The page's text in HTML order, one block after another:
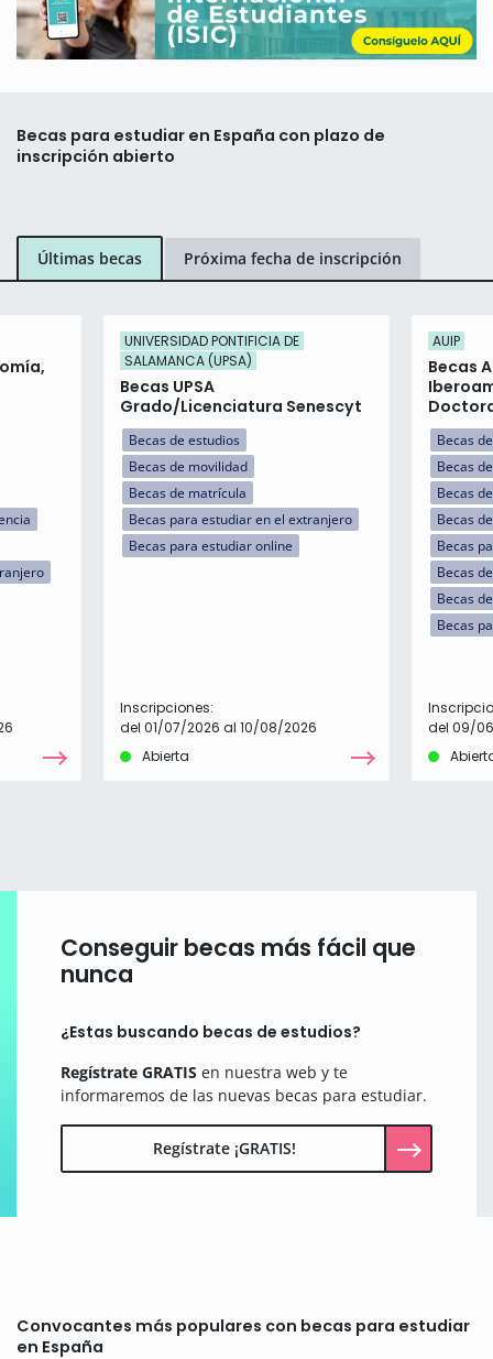
Becas para estudiar en España con plazo de
inscripción abierto
Últimas becas Próxima fecha de inscripción
UNIVERSIDAD PONTIFICIA DE
SALAMANCA (UPSA)
Becas UPSA
Grado/Licenciatura Senescyt
Becas de estudios
Becas de movilidad
Becas de matrícula
Becas para estudiar en el extranjero
Becas para estudiar online
Inscripciones:
del 01/07/2026 al 10/08/2026
Abierta
AUIP
Becas
Becas
Becas
Becas
Becas
Becas
Becas
Becas
Becas
del 09/
Conseguir becas más fácil que
nunca
¿Estas buscando becas de estudios?
Regístrate GRATIS en nuestra web y te
informaremos de las nuevas becas para estudiar.
Regístrate ¡GRATIS!
Convocantes más populares con becas para estudiar
en España